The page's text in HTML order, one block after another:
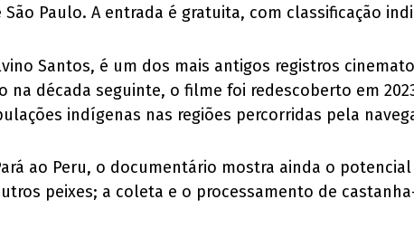
São Paulo. A entrada é gratuita, com classificação
Santos, é um dos mais antigos registros
na década seguinte, o filme foi redescoberto em
indígenas nas regiões percorridas pela
ao Peru, o documentário mostra ainda o
peixes; a coleta e o processamento de